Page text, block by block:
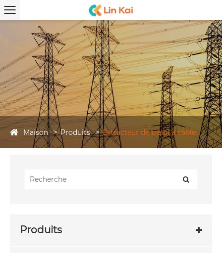
Maison Produits Extracteur de treuil à câble
Produits